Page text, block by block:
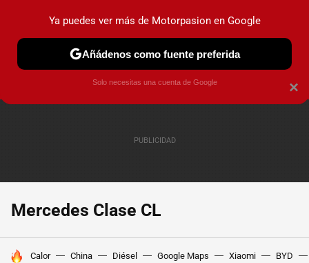
PRUEBAS COCHES ELÉCTRICOS OBSERVATORIO
Mercedes Clase CL
HOY SE HABLA DE
Calor China Diésel Google Maps Xiaomi BYD
×
Ya puedes ver más de Motorpasion en Google
Añádenos como fuente preferida
Solo necesitas una cuenta de Google